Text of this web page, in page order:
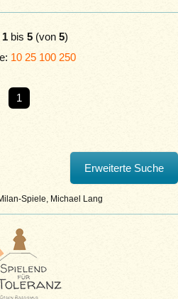
Spiele, Michael Lang
1 bis 5 (von 5)
10 25 100 250
1